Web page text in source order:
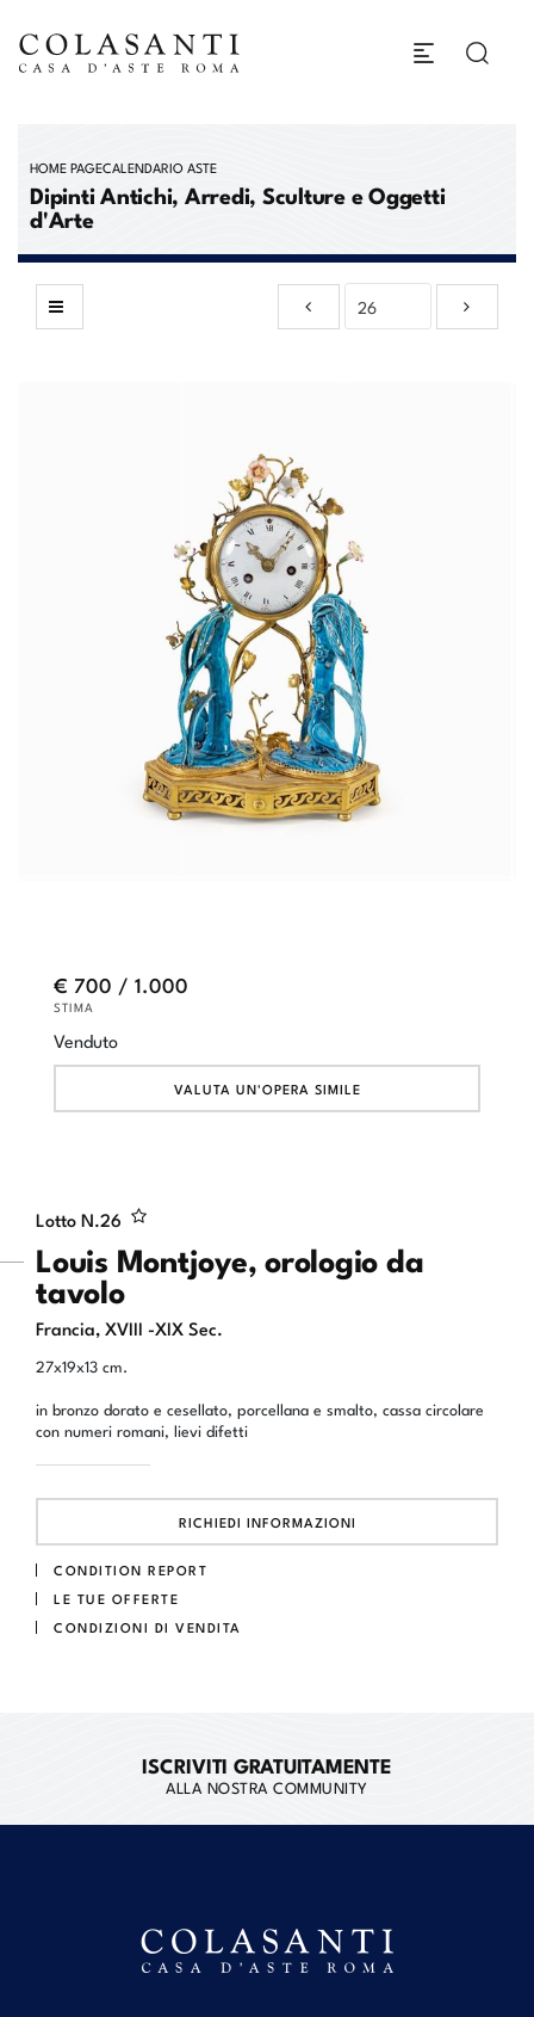
HOME PAGECALENDARIO ASTE
Dipinti Antichi, Arredi, Sculture e Oggetti
d'Arte
Lotto N.26
Louis Montjoye, orologio da
tavolo
Francia, XVIII -XIX Sec.
27x19x13 cm.
in bronzo dorato e cesellato, porcellana e smalto, cassa circolare
con numeri romani, lievi difetti
RICHIEDI INFORMAZIONI
CONDITION REPORT
LE TUE OFFERTE
CONDIZIONI DI VENDITA
€ 700 / 1.000
STIMA
Venduto
VALUTA UN'OPERA SIMILE
ISCRIVITI GRATUITAMENTE
ALLA NOSTRA COMMUNITY